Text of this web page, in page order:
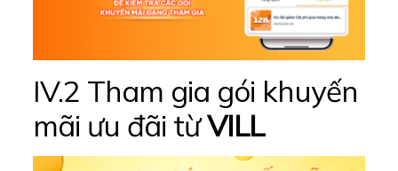
IV.2 Tham gia gói khuyến
mãi ưu đãi từVILL